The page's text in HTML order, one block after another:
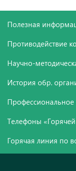
Полезная
Противодействие
Научно-
История обр.
Телефоны
Горячая линия по